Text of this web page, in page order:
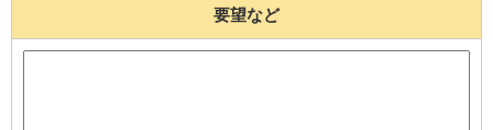
要望など